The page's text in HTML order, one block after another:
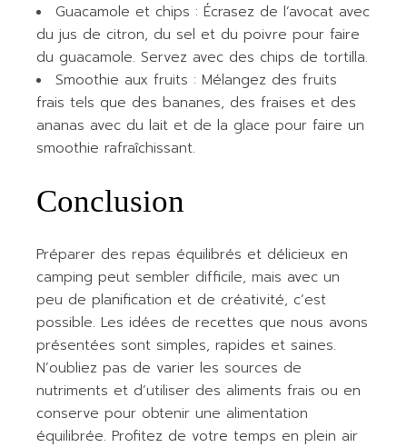
Guacamole et chips : Écrasez de l’avocat avec
du jus de citron, du sel et du poivre pour faire
du guacamole. Servez avec des chips de tortilla.
Smoothie aux fruits : Mélangez des fruits
frais tels que des bananes, des fraises et des
ananas avec du lait et de la glace pour faire un
smoothie rafraîchissant.
Conclusion
Préparer des repas équilibrés et délicieux en
camping peut sembler difficile, mais avec un
peu de planification et de créativité, c’est
possible. Les idées de recettes que nous avons
présentées sont simples, rapides et saines.
N’oubliez pas de varier les sources de
nutriments et d’utiliser des aliments frais ou en
conserve pour obtenir une alimentation
équilibrée. Profitez de votre temps en plein air